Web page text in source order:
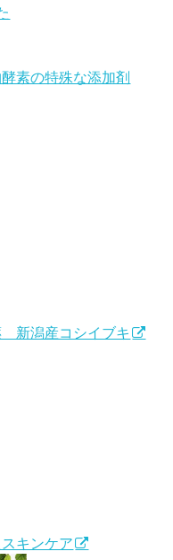
素の特殊な添加剤
新潟産コシイブキ
キンケア